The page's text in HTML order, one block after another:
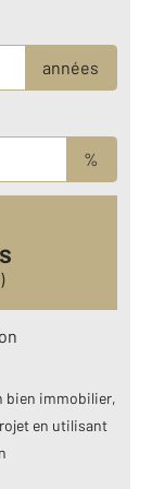
années
%
bien immobilier,
en utilisant